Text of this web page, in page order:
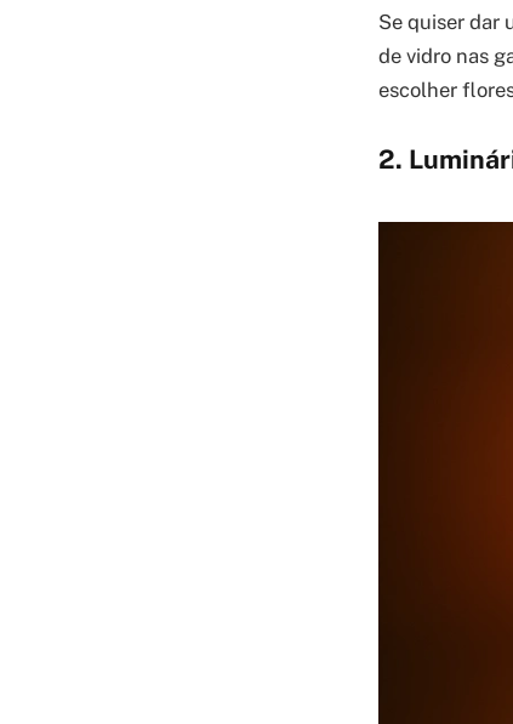
Se quiser dar
de vidro nas
escolher
2.